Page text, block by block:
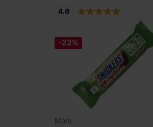
-22%
Mars
4,8